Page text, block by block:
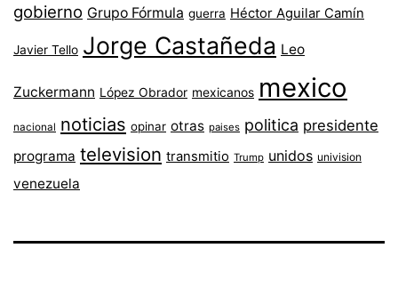
gobierno Grupo Fórmula guerra Héctor Aguilar Camín
Javier Tello Jorge Castañeda Leo
Zuckermann López Obrador mexicanos mexico
nacional noticias opinar otras paises politica presidente
programa television transmitio Trump unidos univision
venezuela